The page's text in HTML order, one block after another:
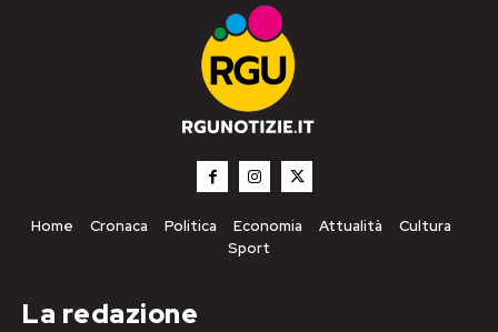
Home Cronaca Politica Economia Attualità
Cultura
Sport
La redazione